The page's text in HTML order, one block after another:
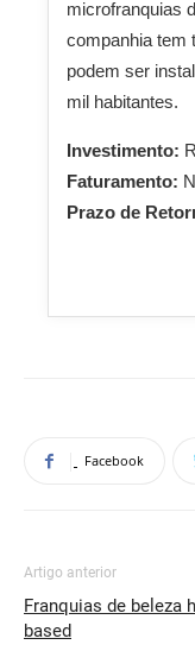
microfranquias
companhia tem
podem ser
mil habitantes.
Investimento:
Faturamento:
Prazo de
Facebook
Artigo anterior
Franquias de beleza
based